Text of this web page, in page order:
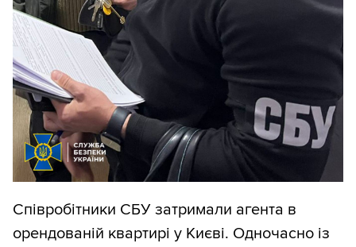
Співробітники СБУ затримали агента в
орендованій квартирі у Києві. Одночасно із